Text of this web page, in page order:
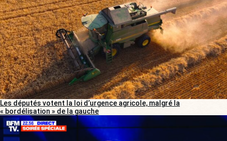
Les députés votent la loi d’urgence agricole, malgré la
« bordélisation » de la gauche